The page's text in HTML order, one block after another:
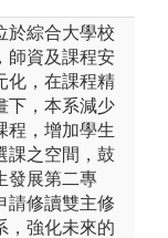
於綜合大學校
師資及課程安
化，在課程精
下，本系減少
程，增加學生
課之空間，鼓
發展第二專
請修讀雙主修
，強化未來的